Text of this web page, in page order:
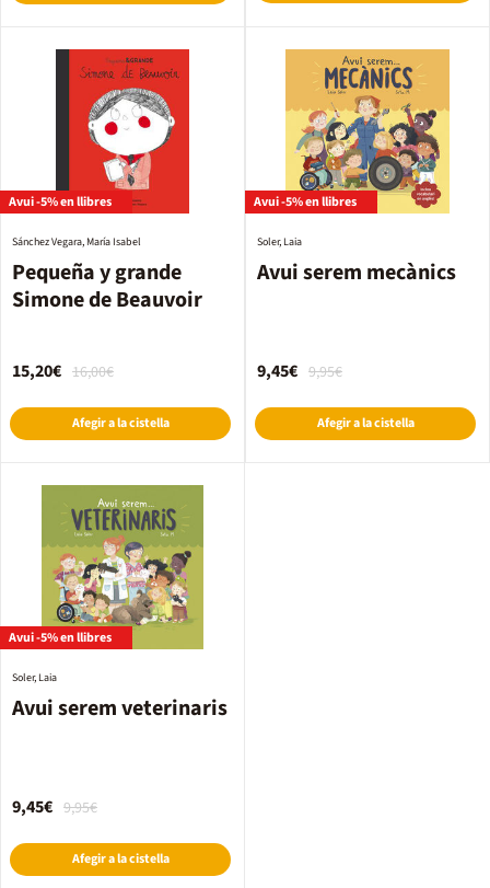
Avui -5% en llibres
Pequeña y grande
Simone de Beauvoir
Sánchez Vegara, María Isabel
16,00€
15,20€
Afegir a la cistella
Avui -5% en llibres
Avui serem mecànics
Soler, Laia
9,95€
9,45€
Afegir a la cistella
Avui -5% en llibres
Avui serem veterinaris
Soler, Laia
9,95€
9,45€
Afegir a la cistella